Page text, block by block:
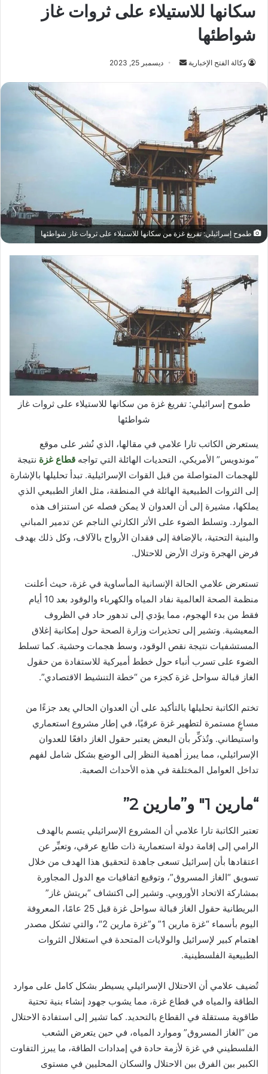
سكانها للاستيلاء على ثروات غاز
شواطئها
وكالة الفتح الإخبارية
أرسل ديسمبر 25, 2023
طموح إسرائيلي: تفريغ غزة من سكانها للاستيلاء على ثروات غاز شواطئها
طموح إسرائيلي: تفريغ غزة من سكانها للاستيلاء على ثروات غاز
شواطئها
يستعرض الكاتب تارا علامي في مقالها، الذي نُشر على موقع
“موندويس” الأمريكي، التحديات الهائلة التي تواجه قطاع غزة نتيجة
للهجمات المتواصلة من قبل القوات الإسرائيلية. تبدأ تحليلها بالإشارة
إلى الثروات الطبيعية الهائلة في المنطقة، مثل الغاز الطبيعي الذي
يملكها، مشيرة إلى أن العدوان لا يمكن فصله عن استنزاف هذه
الموارد. وتسلط الضوء على الأثر الكارثي الناجم عن تدمير المباني
والبنية التحتية، بالإضافة إلى فقدان الأرواح بالآلاف، وكل ذلك بهدف
فرض الهجرة وترك الأرض للاحتلال.
تستعرض علامي الحالة الإنسانية المأساوية في غزة، حيث أعلنت
منظمة الصحة العالمية نفاد المياه والكهرباء والوقود بعد 10 أيام
فقط من بدء الهجوم، مما يؤدي إلى تدهور حاد في الظروف
المعيشية. وتشير إلى تحذيرات وزارة الصحة حول إمكانية إغلاق
المستشفيات نتيجة نقص الوقود، وسط هجمات وحشية. كما تسلط
الضوء على تسرب أنباء حول خطط أميركية للاستفادة من حقول
الغاز قبالة سواحل غزة كجزء من “خطة التنشيط الاقتصادي”.
تختم الكاتبة تحليلها بالتأكيد على أن العدوان الحالي يعد جزءًا من
مساعٍ مستمرة لتطهير غزة عرقيًا، في إطار مشروع استعماري
واستيطاني. وتُذكِّر بأن البعض يعتبر حقول الغاز دافعًا للعدوان
الإسرائيلي، مما يبرز أهمية النظر إلى الوضع بشكل شامل لفهم
تداخل العوامل المختلفة في هذه الأحداث الصعبة.
“مارين 1″ و”مارين 2”
تعتبر الكاتبة تارا علامي أن المشروع الإسرائيلي يتسم بالهدف
الرامي إلى إقامة دولة استعمارية ذات طابع عرقي، وتعبِّر عن
اعتقادها بأن إسرائيل تسعى جاهدة لتحقيق هذا الهدف من خلال
تسويق “الغاز المسروق”، وتوقيع اتفاقيات مع الدول المجاورة
بمشاركة الاتحاد الأوروبي. وتشير إلى اكتشاف “بريتش غاز”
البريطانية حقول الغاز قبالة سواحل غزة قبل 25 عامًا، المعروفة
اليوم بأسماء “غزة مارين 1” و”غزة مارين 2″، والتي تشكل مصدر
اهتمام كبير لإسرائيل والولايات المتحدة في استغلال الثروات
الطبيعية الفلسطينية.
تُضيف علامي أن الاحتلال الإسرائيلي يسيطر بشكل كامل على موارد
الطاقة والمياه في قطاع غزة، مما يشوب جهود إنشاء بنية تحتية
طاقوية مستقلة في القطاع بالتحديد. كما تشير إلى استفادة الاحتلال
من “الغاز المسروق” وموارد المياه، في حين يتعرض الشعب
الفلسطيني في غزة لأزمة حادة في إمدادات الطاقة، ما يبرز التفاوت
الكبير بين الفرق بين الاحتلال والسكان المحليين في مستوى